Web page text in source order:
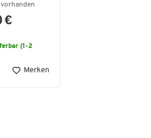
€
(1-2
Merken